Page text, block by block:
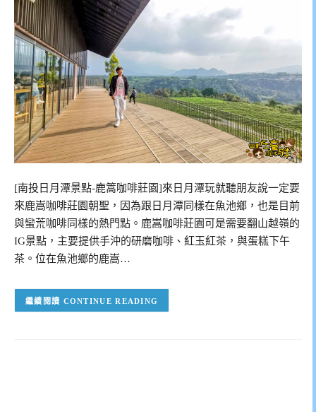
[南投日月潭景點-鹿篙咖啡莊園]來日月潭玩就聽朋友說一定要
來鹿嵩咖啡莊園朝聖，因為跟日月潭同樣在魚池鄉，也是目前
與蠻荒咖啡同樣的熱門點。鹿嵩咖啡莊園可是需要翻山越嶺的
IG景點，主要提供手沖的研磨咖啡、紅玉紅茶，與蛋糕下午
茶。位在魚池鄉的鹿嵩…
CONTINUE READING